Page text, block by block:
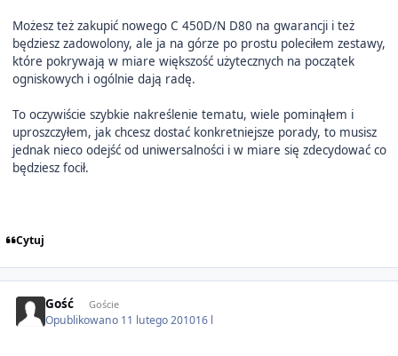
Możesz też zakupić nowego C 450D/N D80 na gwarancji i też
będziesz zadowolony, ale ja na górze po prostu poleciłem zestawy,
które pokrywają w miare większość użytecznych na początek
ogniskowych i ogólnie dają radę.
To oczywiście szybkie nakreślenie tematu, wiele pominąłem i
uproszczyłem, jak chcesz dostać konkretniejsze porady, to musisz
jednak nieco odejść od uniwersalności i w miare się zdecydować co
będziesz focił.
Cytuj
Gość Goście
Opublikowano 11 lutego 201016 l